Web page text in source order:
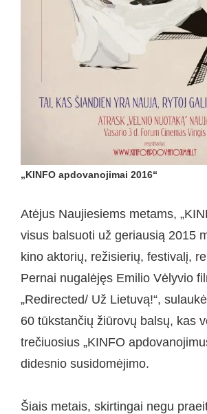
„KINFO apdovanojimai 2016“
Atėjus Naujiesiems metams,
visus balsuoti už geriausią 2015
kino aktorių, režisierių, festivalį,
Pernai nugalėjęs Emilio Vėlyvio
„Redirected/ Už Lietuvą!“,
60 tūkstančių žiūrovų balsų, kas
trečiuosius „KINFO
didesnio susidomėjimo.
Šiais metais, skirtingai negu